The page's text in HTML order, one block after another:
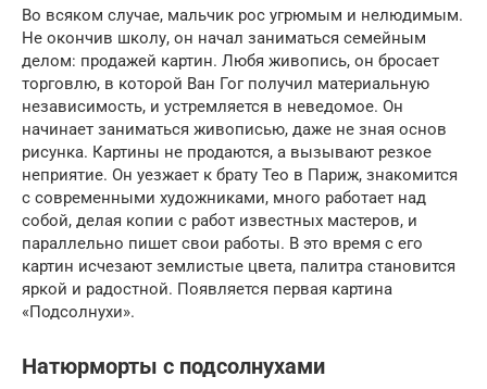
Во всяком случае, мальчик рос угрюмым и нелюдимым.
Не окончив школу, он начал заниматься семейным
делом: продажей картин. Любя живопись, он бросает
торговлю, в которой Ван Гог получил материальную
независимость, и устремляется в неведомое. Он
начинает заниматься живописью, даже не зная основ
рисунка. Картины не продаются, а вызывают резкое
неприятие. Он уезжает к брату Тео в Париж, знакомится
с современными художниками, много работает над
собой, делая копии с работ известных мастеров, и
параллельно пишет свои работы. В это время с его
картин исчезают землистые цвета, палитра становится
яркой и радостной. Появляется первая картина
«Подсолнухи».
Натюрморты с подсолнухами